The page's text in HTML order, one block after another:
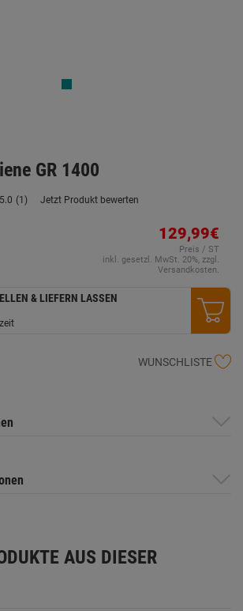
GR 1400
5.0 Bewertung
(1) Jetzt Produkt bewerten
129,99€
Preis / ST
inkl. gesetzl. MwSt. 20%, zzgl.
Versandkosten.
& LIEFERN LASSEN
WUNSCHLISTE
AUS DIESER